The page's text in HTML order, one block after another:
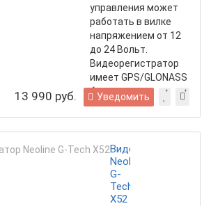
управления может
работать в вилке
напряжением от 12
до 24 Вольт.
Видеорегистратор
имеет GPS/GLONASS
блок.
13 990 руб. Уведомить
Видеорегистратор
Neoline
G-
Tech
X52